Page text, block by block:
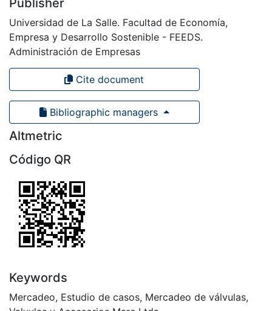
Publisher
Universidad de La Salle. Facultad de Economía,
Empresa y Desarrollo Sostenible - FEEDS.
Administración de Empresas
Cite document
Bibliographic managers
Altmetric
Código QR
Keywords
Mercadeo, Estudio de casos, Mercadeo de válvulas,